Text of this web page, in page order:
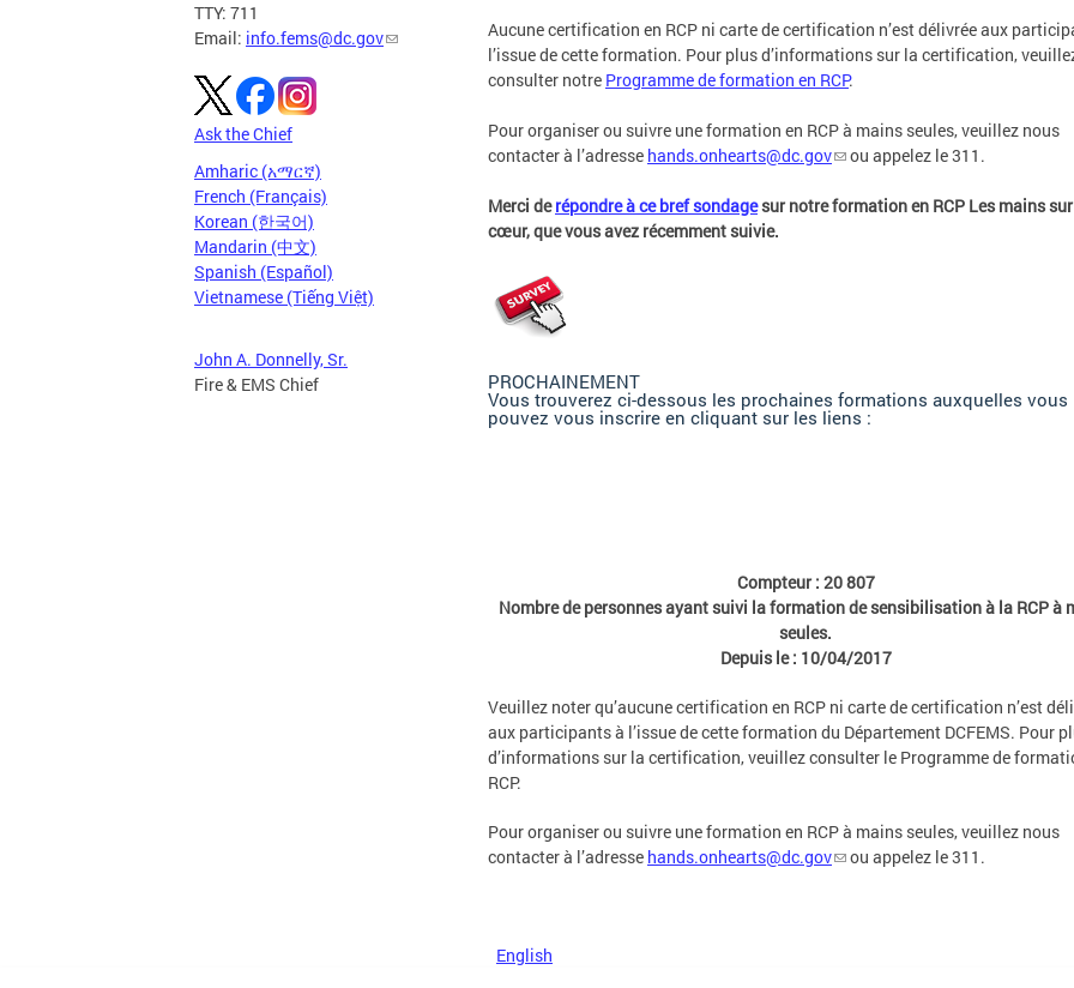
TTY: 711
Email: info.fems@dc.gov
Ask the Chief
Amharic (አማርኛ)
French (Français)
Korean (한국어)
Mandarin (中文)
Spanish (Español)
Vietnamese (Tiếng Việt)
John A. Donnelly, Sr.
Fire & EMS Chief
Aucune certification en RCP ni carte de certification n’est délivrée aux
l’issue de cette formation. Pour plus d’informations sur la certification,
consulter notre Programme de formation en RCP.
Pour organiser ou suivre une formation en RCP à mains seules, veuillez nous
contacter à l’adresse hands.onhearts@dc.gov ou appelez le 311.
Merci derépondre à ce bref sondagesur notre formation en RCP Les mains
cœur, que vous avez récemment suivie.
PROCHAINEMENT
Vous trouverez ci-dessous les prochaines formations auxquelles vous
pouvez vous inscrire en cliquant sur les liens :
Compteur : 20 807
Nombre de personnes ayant suivi la formation de sensibilisation à la RCP à
seules.
Depuis le : 10/04/2017
Veuillez noter qu’aucune certification en RCP ni carte de certification n’est
aux participants à l’issue de cette formation du Département DCFEMS. Pour
d’informations sur la certification, veuillez consulter le Programme de
RCP.
Pour organiser ou suivre une formation en RCP à mains seules, veuillez nous
contacter à l’adresse hands.onhearts@dc.gov ou appelez le 311.
English